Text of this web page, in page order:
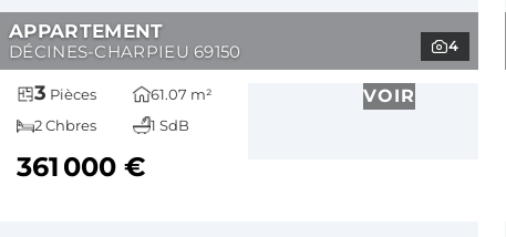
4
APPARTEMENT
DÉCINES-CHARPIEU 69150
3 Pièces
61.07 m²
2 Chbres
1 SdB
361 000 €
VOIR